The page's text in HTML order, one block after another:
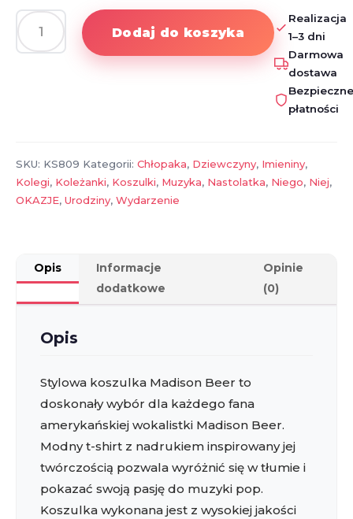
ilość
Koszulka
dla
fana,
idealny
Dodaj do koszyka
Realizacja
1–3 dni
Darmowa
dostawa
Bezpieczne
płatności
SKU: KS809 Kategorii: Chłopaka, Dziewczyny, Imieniny,
Kolegi, Koleżanki, Koszulki, Muzyka, Nastolatka, Niego, Niej,
OKAZJE, Urodziny, Wydarzenie
Opis
Informacje
dodatkowe
Opinie
(0)
Opis
Stylowa koszulka Madison Beer to
doskonały wybór dla każdego fana
amerykańskiej wokalistki Madison Beer.
Modny t-shirt z nadrukiem inspirowany jej
twórczością pozwala wyróżnić się w tłumie i
pokazać swoją pasję do muzyki pop.
Koszulka wykonana jest z wysokiej jakości